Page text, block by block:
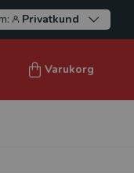
Privatkund
Varukorg